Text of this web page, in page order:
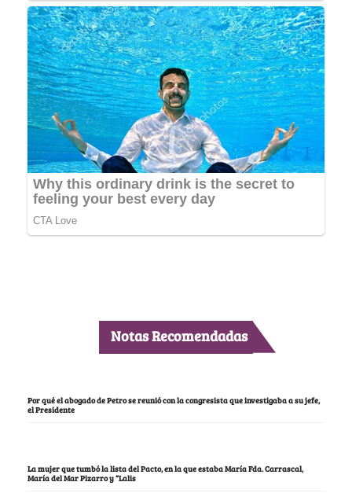
Notas Recomendadas
Por qué el abogado de Petro se reunió con la congresista que investigaba a su jefe,
el Presidente
La mujer que tumbó la lista del Pacto, en la que estaba María Fda. Carrascal,
María del Mar Pizarro y “Lalis